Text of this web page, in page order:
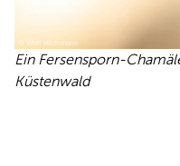
© Wolf Wichmann
Ein Fersensporn-
Küstenwald